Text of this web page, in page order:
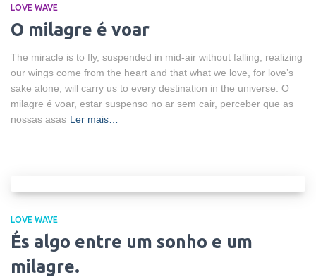
LOVE WAVE
O milagre é voar
The miracle is to fly, suspended in mid-air without falling, realizing
our wings come from the heart and that what we love, for love’s
sake alone, will carry us to every destination in the universe. O
milagre é voar, estar suspenso no ar sem cair, perceber que as
nossas asas Ler mais…
LOVE WAVE
És algo entre um sonho e um
milagre.